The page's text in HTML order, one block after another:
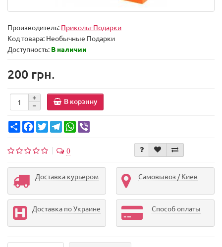
Производитель: Приколы-Подарки
Код товара: Необычные Подарки
Доступность: В наличии
200 грн.
В корзину
Share FacebookTwitterTelegramWhatsApp
0
Доставка курьером Самовывоз / Киев
Доставка по Украине Способ оплаты